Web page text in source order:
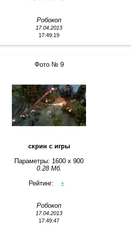
Робокоп
17.04.2013
17:49:19
Фото № 9
скрин с игры
Параметры: 1600 x 900
0.28 Мб.
Рейтинг:
±
Робокоп
17.04.2013
17:49:47